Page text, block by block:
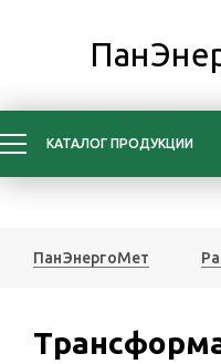
КАТАЛОГ ПРОДУКЦИИ
ПанЭнергоМет